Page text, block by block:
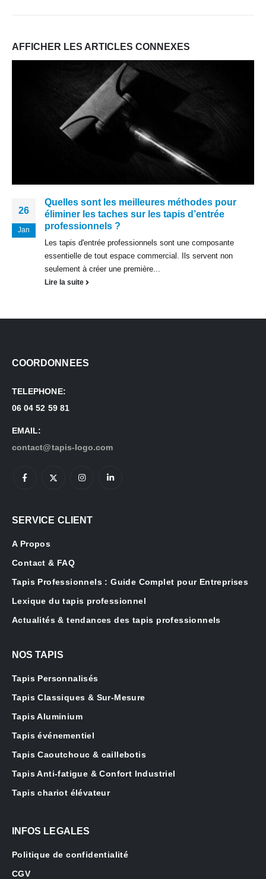
AFFICHER LES ARTICLES CONNEXES
26
Jan
Quelles sont les meilleures méthodes pour
éliminer les taches sur les tapis d’entrée
professionnels ?
Les tapis d'entrée professionnels sont une composante
essentielle de tout espace commercial. Ils servent non
seulement à créer une première...
Lire la suite
COORDONNEES
TELEPHONE:
06 04 52 59 81
EMAIL:
contact@tapis-logo.com
SERVICE CLIENT
A Propos
Contact & FAQ
Tapis Professionnels : Guide Complet pour Entreprises
Lexique du tapis professionnel
Actualités & tendances des tapis professionnels
NOS TAPIS
Tapis Personnalisés
Tapis Classiques & Sur-Mesure
Tapis Aluminium
Tapis événementiel
Tapis Caoutchouc & caillebotis
Tapis Anti-fatigue & Confort Industriel
Tapis chariot élévateur
INFOS LEGALES
Politique de confidentialité
CGV